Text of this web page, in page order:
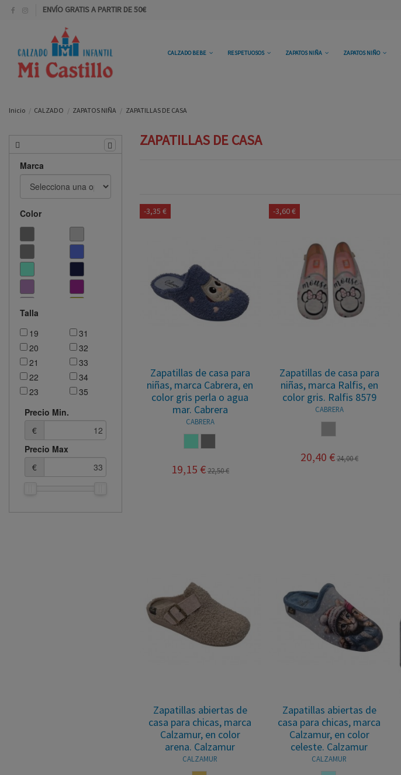
ENVÍO GRATIS A PARTIR DE 50€
CALZADO BEBE RESPETUOSOS ZAPATOS NIÑA ZAPATOS NIÑO
Inicio CALZADO ZAPATOS NIÑA ZAPATILLAS DE CASA
ZAPATILLAS DE CASA
-3,35 €
Zapatillas de casa para
niñas, marca Cabrera, en
color gris perla o agua
mar. Cabrera
CABRERA
19,15 €22,50 €
-3,60 €
Zapatillas de casa para
niñas, marca Ralfis, en
color gris. Ralfis 8579
CABRERA
20,40 € 24,00 €
Zapatillas abiertas de
casa para chicas, marca
Calzamur, en color
arena. Calzamur
CALZAMUR
Zapatillas abiertas de
casa para chicas, marca
Calzamur, en color
celeste. Calzamur
CALZAMUR
Marca
Color
Talla
19
20
21
22
23
25
26
27
28
29
31
32
33
34
35
37
41
Precio Min.
€
Precio Max
€